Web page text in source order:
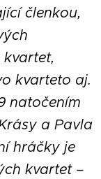
členkou,
kvarteto aj.
natočením
a Pavla
hráčky je
kvartet –